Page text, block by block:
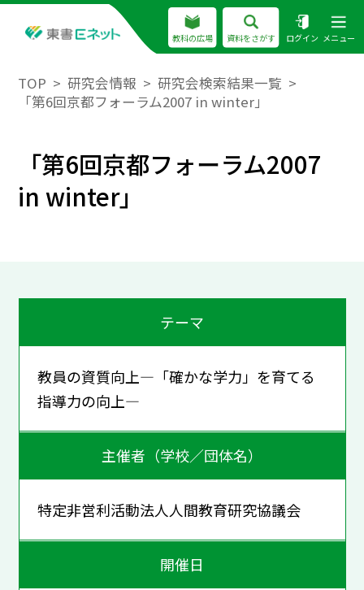
教科の広場 資料をさがす ログイン メニュー
TOP 研究会情報
研究会検索結果一覧
「第6回京都フォーラム2007 in winter」
「第6回京都フォーラム2007
in winter」
テーマ
教員の資質向上―「確かな学力」を育てる
指導力の向上―
主催者（学校／団体名）
特定非営利活動法人人間教育研究協議会
開催日